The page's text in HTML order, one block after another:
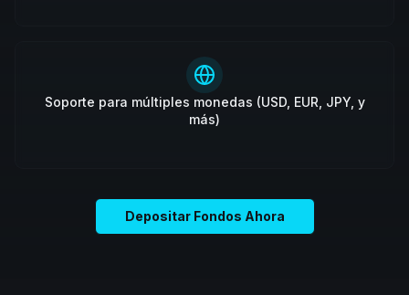
Soporte para múltiples monedas (USD, EUR, JPY, y
más)
Depositar Fondos Ahora